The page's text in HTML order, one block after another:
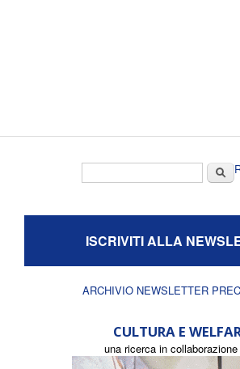
Cerca
ISCRIVITI ALLA
ARCHIVIO NEWSLETTER
CULTURA E
una ricerca in